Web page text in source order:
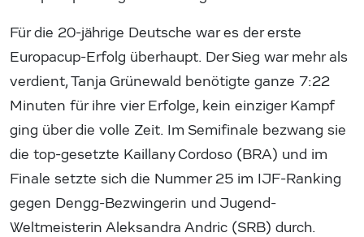
Für die 20-jährige Deutsche war es der erste
Europacup-Erfolg überhaupt. Der Sieg war mehr als
verdient, Tanja Grünewald benötigte ganze 7:22
Minuten für ihre vier Erfolge, kein einziger Kampf
ging über die volle Zeit. Im Semifinale bezwang sie
die top-gesetzte Kaillany Cordoso (BRA) und im
Finale setzte sich die Nummer 25 im IJF-Ranking
gegen Dengg-Bezwingerin und Jugend-
Weltmeisterin Aleksandra Andric (SRB) durch.